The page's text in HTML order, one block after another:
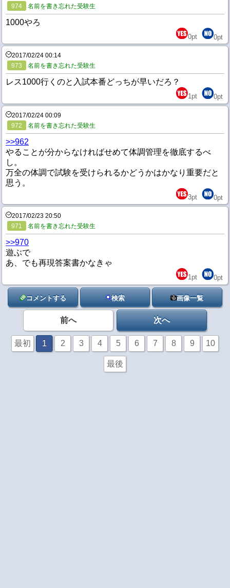
974
名前を書き忘れた受験生
1000やろ
0pt 0pt
2017/02/24 00:14
973
名前を書き忘れた受験生
レス1000行くのと入試本番どっちが早いだろ？
1pt 0pt
2017/02/24 00:09
972
名前を書き忘れた受験生
>>962
やることが分からなければせめて体調管理を徹底するべ
し。
万全の体調で試験を受けられるかどうかはかなり重要だと
思う。
3pt 0pt
2017/02/23 20:50
971
名前を書き忘れた受験生
>>970
遊ぶで
あ、でも再現答案書かなきゃ
1pt 0pt
コメントする 検索 画像一覧
前へ 次へ
最初 1 2 3 4 5 6 7 8 9 10
最後